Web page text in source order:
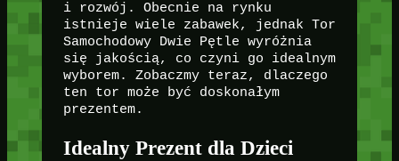
i rozwój. Obecnie na rynku
istnieje wiele zabawek, jednak Tor
Samochodowy Dwie Pętle wyróżnia
się jakością, co czyni go idealnym
wyborem. Zobaczmy teraz, dlaczego
ten tor może być doskonałym
prezentem.
Idealny Prezent dla Dzieci